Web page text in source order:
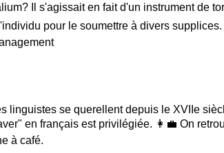
Il s'agissait en fait d'un instrument de
pour le soumettre à divers
linguistes se querellent depuis le XVIIe
en français est privilégiée. 👩‍💼 On
à café.